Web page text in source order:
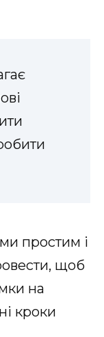
простим і
щоб
на
кроки